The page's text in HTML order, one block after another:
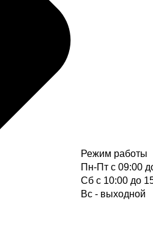
Режим работы
Пн-Пт с 09:00
Cб с 10:00 до
Вс - выходной